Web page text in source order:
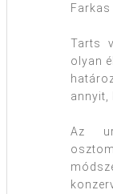
Farkas
Tarts
olyan
annyit,
Az